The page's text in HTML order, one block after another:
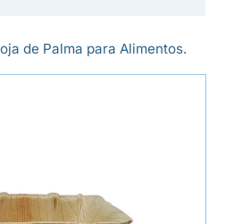
de Palma para Alimentos.